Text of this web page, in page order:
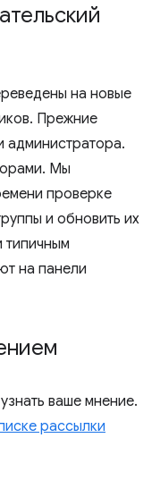
на новые
Прежние
администратора.
Мы
проверке
и обновить их
типичным
на панели
ваше мнение.
рассылки